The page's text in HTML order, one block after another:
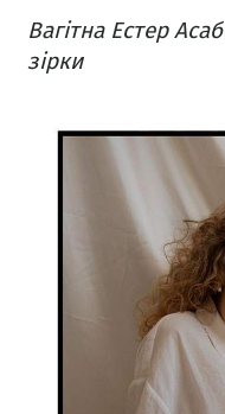
Вагітна Естер
зірки